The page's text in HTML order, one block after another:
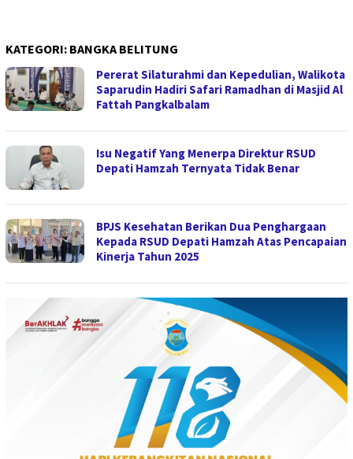
KATEGORI: BANGKA BELITUNG
Pererat Silaturahmi dan Kepedulian, Walikota
Saparudin Hadiri Safari Ramadhan di Masjid Al
Fattah Pangkalbalam
Isu Negatif Yang Menerpa Direktur RSUD
Depati Hamzah Ternyata Tidak Benar
BPJS Kesehatan Berikan Dua Penghargaan
Kepada RSUD Depati Hamzah Atas Pencapaian
Kinerja Tahun 2025